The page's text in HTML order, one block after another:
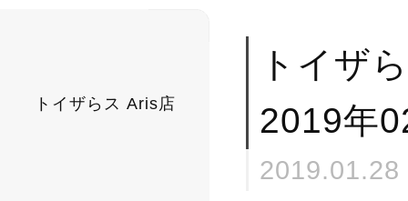
トイザらス Aris店
トイザ
2019年